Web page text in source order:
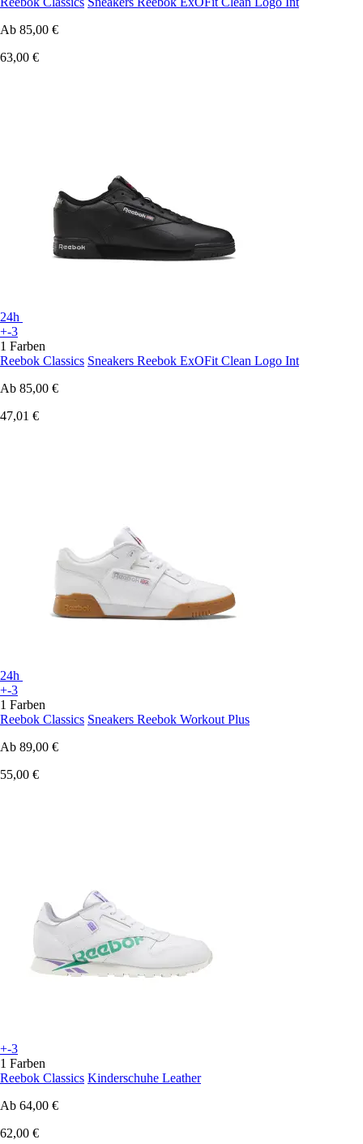
Ab 85,00 €
63,00 €
24h
+-3
1 Farben
Reebok Classics Sneakers Reebok ExOFit Clean Logo Int
Ab 85,00 €
47,01 €
24h
+-3
1 Farben
Reebok Classics Sneakers Reebok Workout Plus
Ab 89,00 €
55,00 €
+-3
1 Farben
Reebok Classics Kinderschuhe Leather
Ab 64,00 €
62,00 €